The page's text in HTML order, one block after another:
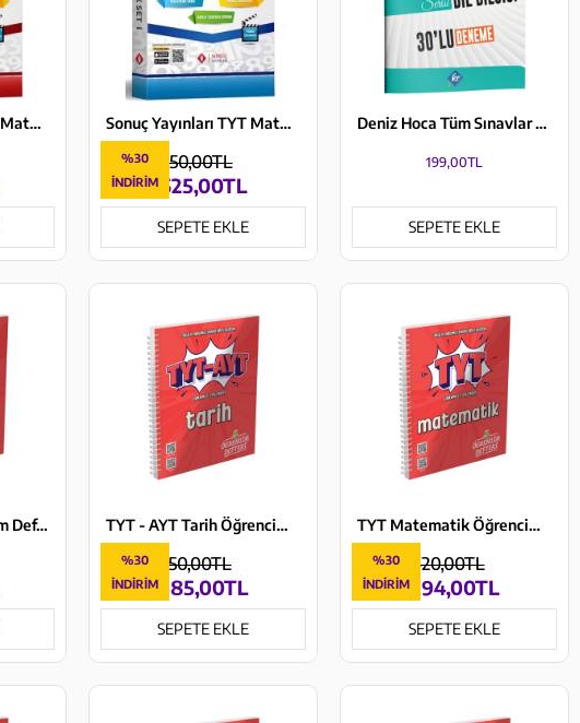
Sonuç Yayınları TYT Matematik Modüler Set 2 Kazanım Merkezli Soru Bankası Sonuç Yayınları TYT Matematik Set 1 Kazanım Merkezli Soru Bankası
%30
İNDIRIM
525,00TL
750,00TL
SEPETE EKLE
Deniz Hoca Tüm Sınavlar İçin Meşakkat Serisi Dil Bilgisi 30'lu Deneme Sınavı KR Akademi Yayınları
199,00TL
SEPETE EKLE
TYT Türkçe Öğrencim Defteri Murat Yayınları TYT - AYT Tarih Öğrencim Defteri Murat Yayınları
%30
İNDIRIM
385,00TL
550,00TL
SEPETE EKLE
TYT Matematik Öğrencim Defteri Murat Yayınları
%30
İNDIRIM
294,00TL
420,00TL
SEPETE EKLE